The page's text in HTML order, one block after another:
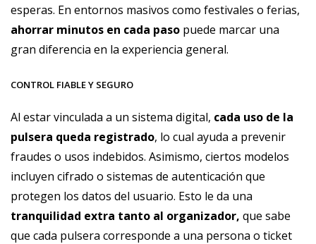
esperas. En entornos masivos como festivales o ferias,
ahorrar minutos en cada paso puede marcar una
gran diferencia en la experiencia general.
CONTROL FIABLE Y SEGURO
Al estar vinculada a un sistema digital, cada uso de la
pulsera queda registrado, lo cual ayuda a prevenir
fraudes o usos indebidos. Asimismo, ciertos modelos
incluyen cifrado o sistemas de autenticación que
protegen los datos del usuario. Esto le da una
tranquilidad extra tanto al organizador, que sabe
que cada pulsera corresponde a una persona o ticket